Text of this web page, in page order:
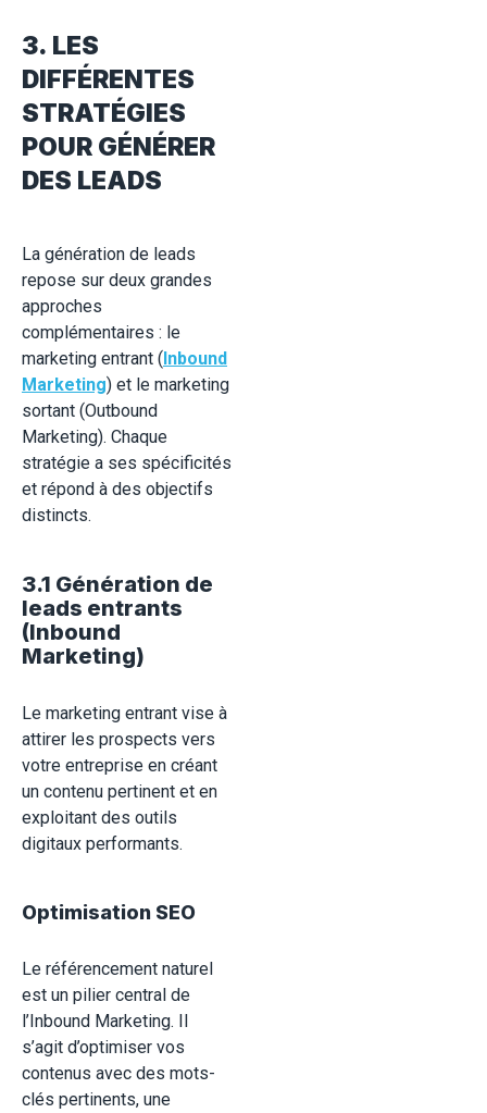
3. LES
DIFFÉRENTES
STRATÉGIES
POUR GÉNÉRER
DES LEADS
La génération de leads
repose sur deux grandes
approches
complémentaires : le
marketing entrant (Inbound
Marketing) et le marketing
sortant (Outbound
Marketing). Chaque
stratégie a ses spécificités
et répond à des objectifs
distincts.
3.1 Génération de
leads entrants
(Inbound
Marketing)
Le marketing entrant vise à
attirer les prospects vers
votre entreprise en créant
un contenu pertinent et en
exploitant des outils
digitaux performants.
Optimisation SEO
Le référencement naturel
est un pilier central de
l’Inbound Marketing. Il
s’agit d’optimiser vos
contenus avec des mots-
clés pertinents, une